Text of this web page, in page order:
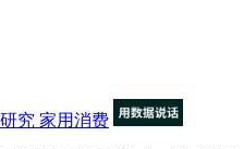
究 家用消费